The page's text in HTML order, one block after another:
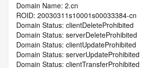
Domain Name: 2.cn
ROID: 20030311s10001s00033384-cn
Domain Status: clientDeleteProhibited
Domain Status: serverDeleteProhibited
Domain Status: clientUpdateProhibited
Domain Status: serverUpdateProhibited
Domain Status: clientTransferProhibited